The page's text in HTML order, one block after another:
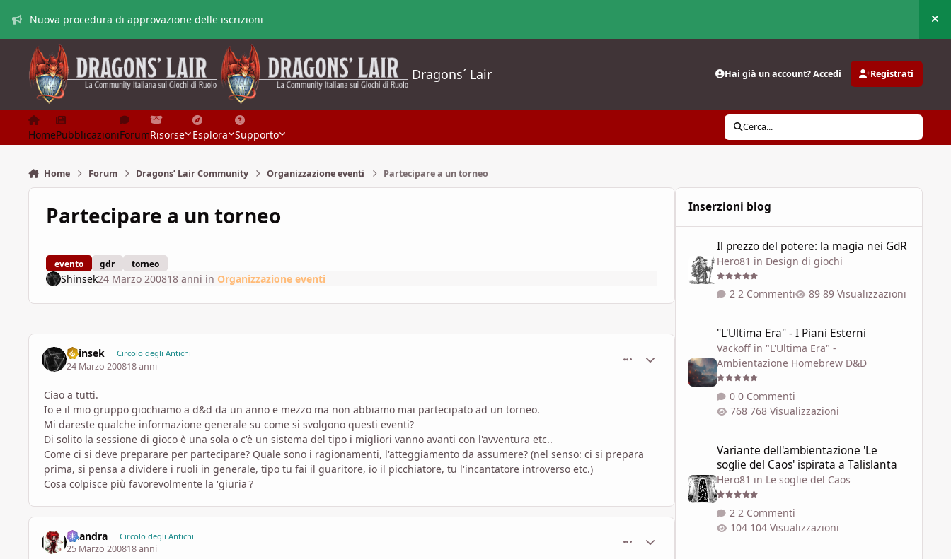
Nuova procedura di approvazione delle iscrizioni
Dragons´ Lair Hai già un account? Accedi Registrati
HomePubblicazioniForumRisorse Esplora Supporto
Cerca...
Home Forum Dragons’ Lair Community Organizzazione eventi Partecipare a un torneo
Partecipare a un torneo
evento gdr torneo
Shinsek24 Marzo 200818 anni in Organizzazione eventi
Shinsek Circolo degli Antichi
24 Marzo 200818 anni
Statistiche Autore
Ciao a tutti.
Io e il mio gruppo giochiamo a d&d da un anno e mezzo ma non abbiamo mai partecipato ad un torneo.
Mi dareste qualche informazione generale su come si svolgono questi eventi?
Di solito la sessione di gioco è una sola o c'è un sistema del tipo i migliori vanno avanti con l'avventura etc..
Come ci si deve preparare per partecipare? Quale sono i ragionamenti, l'atteggiamento da assumere? (nel senso: ci si prepara
prima, si pensa a dividere i ruoli in generale, tipo tu fai il guaritore, io il picchiatore, tu l'incantatore introverso etc.)
Cosa colpisce più favorevolmente la 'giuria'?
khandra Circolo degli Antichi
25 Marzo 200818 anni
Statistiche Autore
Inserzioni blog
Il prezzo del potere: la magia nei GdR
Hero81 in Design di giochi
2 Commenti 89 Visualizzazioni
"L'Ultima Era" - I Piani Esterni
Vackoffin "L'Ultima Era" -
Ambientazione Homebrew D&D
0 Commenti
768 Visualizzazioni
Variante dell'ambientazione 'Le
soglie del Caos' ispirata a Talislanta
Hero81 in Le soglie del Caos
2 Commenti
104 Visualizzazioni